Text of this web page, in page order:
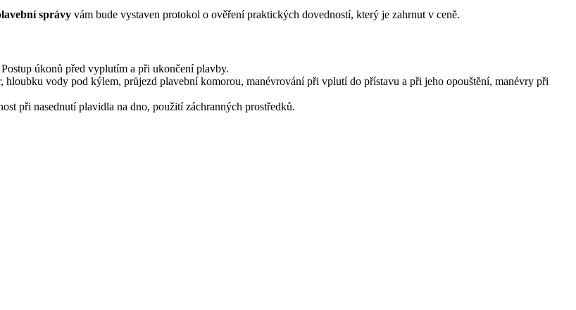
správy vám bude vystaven protokol o ověření praktických dovedností, který je zahrnut v ceně.
úkonů před vyplutím a při ukončení plavby.
vody pod kýlem, průjezd plavební komorou, manévrování při vplutí do přístavu a při jeho opouštění, manévry při
při nasednutí plavidla na dno, použití záchranných prostředků.